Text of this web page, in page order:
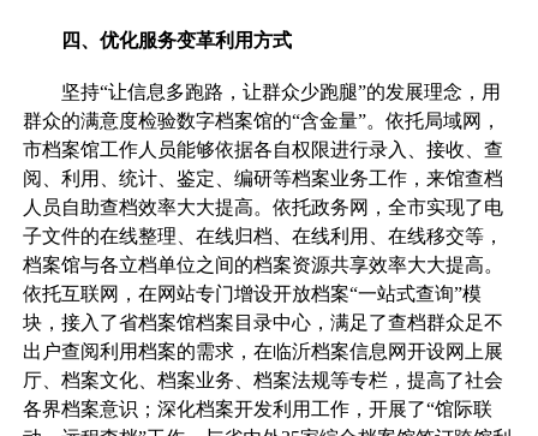
四、优化服务变革利用方式
坚持“让信息多跑路，让群众少跑腿”的发展理念，用
群众的满意度检验数字档案馆的“含金量”。依托局域网，
市档案馆工作人员能够依据各自权限进行录入、接收、查
阅、利用、统计、鉴定、编研等档案业务工作，来馆查档
人员自助查档效率大大提高。依托政务网，全市实现了电
子文件的在线整理、在线归档、在线利用、在线移交等，
档案馆与各立档单位之间的档案资源共享效率大大提高。
依托互联网，在网站专门增设开放档案“一站式查询”模
块，接入了省档案馆档案目录中心，满足了查档群众足不
出户查阅利用档案的需求，在临沂档案信息网开设网上展
厅、档案文化、档案业务、档案法规等专栏，提高了社会
各界档案意识；深化档案开发利用工作，开展了“馆际联